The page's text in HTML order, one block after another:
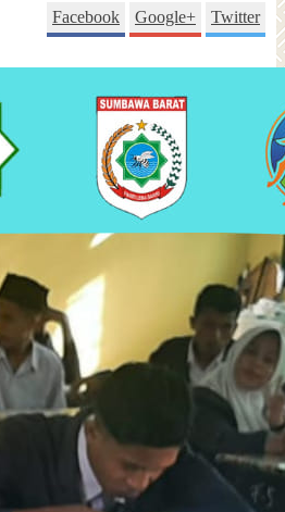
Facebook Google+ Twitter